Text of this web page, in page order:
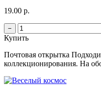
19.00 р.
−
Купить
Почтовая открытка
коллекционирования. На